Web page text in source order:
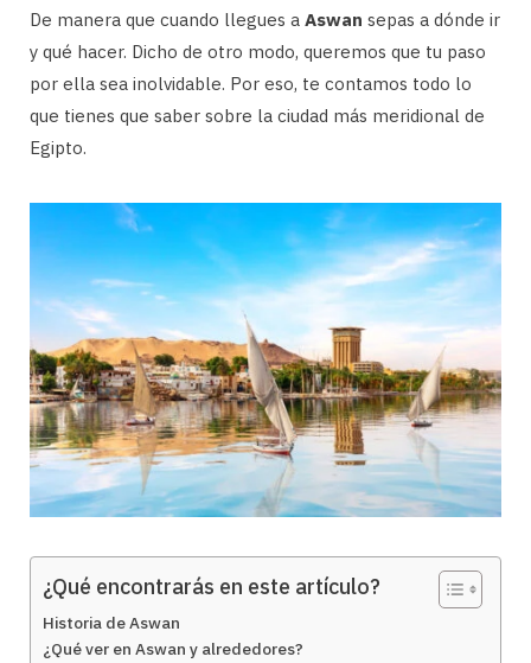
De manera que cuando llegues a Aswan sepas a dónde ir
y qué hacer. Dicho de otro modo, queremos que tu paso
por ella sea inolvidable. Por eso, te contamos todo lo
que tienes que saber sobre la ciudad más meridional de
Egipto.
¿Qué encontrarás en este artículo?
Historia de Aswan
¿Qué ver en Aswan y alrededores?